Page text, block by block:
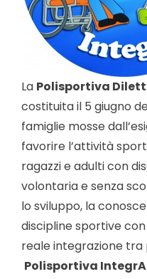
La Polisportiva
costituita il 5 giugno
famiglie mosse
favorire l’attività
ragazzi e adulti con
volontaria e senza
lo sviluppo, la
discipline sportive
reale integrazione tra
Polisportiva